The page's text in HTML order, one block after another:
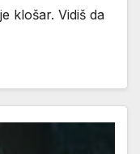
klošar. Vidiš da